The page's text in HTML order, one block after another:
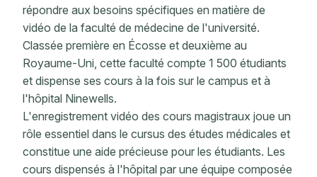
répondre aux besoins spécifiques en matière de
vidéo de la faculté de médecine de l'université.
Classée première en Écosse et deuxième au
Royaume-Uni, cette faculté compte 1 500 étudiants
et dispense ses cours à la fois sur le campus et à
l'hôpital Ninewells.
L'enregistrement vidéo des cours magistraux joue un
rôle essentiel dans le cursus des études médicales et
constitue une aide précieuse pour les étudiants. Les
cours dispensés à l'hôpital par une équipe composée